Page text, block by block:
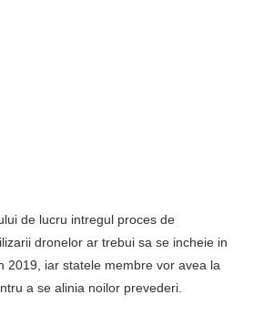
de lucru intregul proces de
dronelor ar trebui sa se incheie in
2019, iar statele membre vor avea la
a se alinia noilor prevederi.